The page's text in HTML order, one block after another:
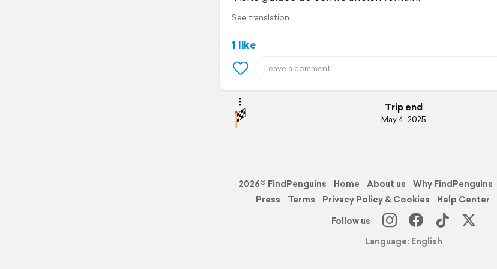
See translation
1 like
Trip end
May 4, 2025
2026© FindPenguins Home About us Why FindPenguins
Press
Terms Privacy Policy & Cookies Help Center
Follow us
Language: English